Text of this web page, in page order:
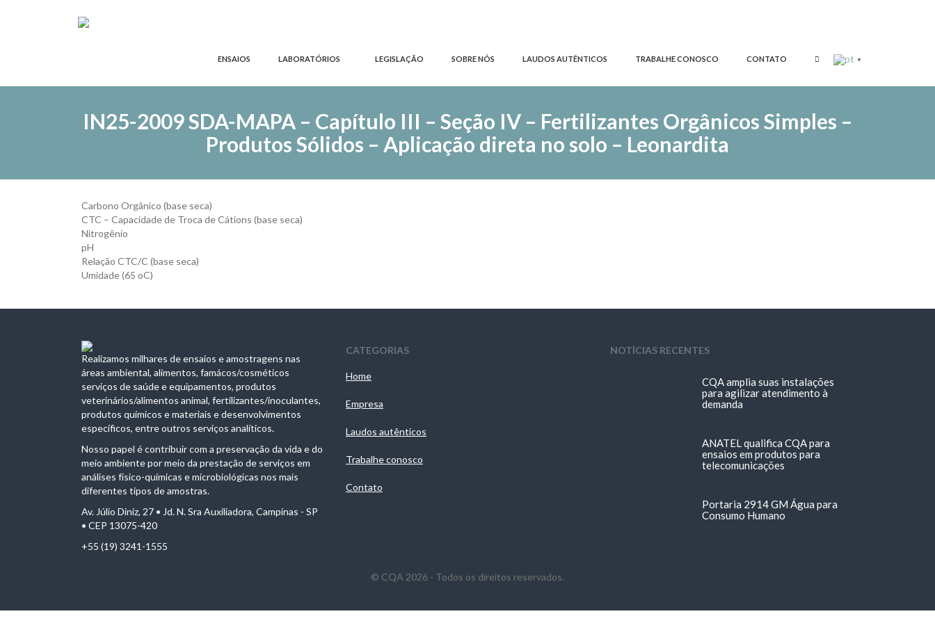
ENSAIOS LABORATÓRIOS LEGISLAÇÃO SOBRE NÓS LAUDOS AUTÊNTICOS TRABALHE CONOSCO CONTATO ▼
IN25-2009 SDA-MAPA – Capítulo III – Seção IV – Fertilizantes Orgânicos Simples –
Produtos Sólidos – Aplicação direta no solo – Leonardita
Carbono Orgânico (base seca)
CTC – Capacidade de Troca de Cátions (base seca)
Nitrogênio
pH
Relação CTC/C (base seca)
Umidade (65 oC)
Realizamos milhares de ensaios e amostragens nas
áreas ambiental, alimentos, famácos/cosméticos
serviços de saúde e equipamentos, produtos
veterinários/alimentos animal, fertilizantes/inoculantes,
produtos químicos e materiais e desenvolvimentos
específicos, entre outros serviços analíticos.
Nosso papel é contribuir com a preservação da vida e do
meio ambiente por meio da prestação de serviços em
análises físico-químicas e microbiológicas nos mais
diferentes tipos de amostras.
Av. Júlio Diniz, 27 • Jd. N. Sra Auxiliadora, Campinas - SP
• CEP 13075-420
+55 (19) 3241-1555
CATEGORIAS
Home
Empresa
Laudos autênticos
Trabalhe conosco
Contato
NOTÍCIAS RECENTES
CQA amplia suas instalações
para agilizar atendimento à
demanda
ANATEL qualifica CQA para
ensaios em produtos para
telecomunicações
Portaria 2914 GM Água para
Consumo Humano
© CQA 2026 - Todos os direitos reservados.